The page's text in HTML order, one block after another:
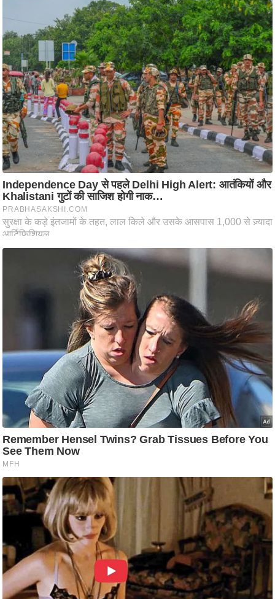
श्ले
ष
ण
स
म
सा
म
यि
क
मा
तृ
भू
र
.
आ
.
चा
य
प
र
स
ध
र्म
ज्यो